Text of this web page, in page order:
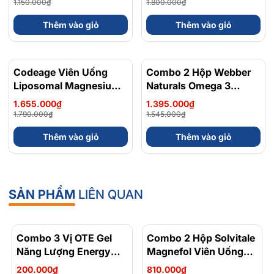
1.150.000₫
Thêm vào giỏ
1.800.000₫
Thêm vào giỏ
- 8%
Codeage Viên Uống
Liposomal Magnesium
Magie Glycinate Hữu Cơ
240 Viên - Chính Ngạch
Mỹ, Xuất VAT
1.655.000₫
1.790.000₫
Thêm vào giỏ
- 10%
Combo 2 Hộp Webber
Naturals Omega 3
900mg EPA/DHA Và
Magnesium
Bisglycinate 200mg Hỗ
Trợ Tim Mạch, Hệ Tiêu
Hoá - Hộp 120 Viên
1.395.000₫
1.545.000₫
Thêm vào giỏ
SẢN PHẨM LIÊN QUAN
- 30%
Combo 3 Vị OTE Gel
Năng Lượng Energy
Gel Kết Hợp
200.000₫
- 17%
Combo 2 Hộp Solvitale
Magnefol Viên Uống
Magnesium
810.000₫